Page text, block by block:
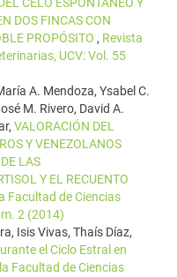
DOS FINCAS CON
PROPÓSITO , Revista
UCV: Vol. 55
A. Mendoza, Ysabel C.
M. Rivero, David A.
VALORACIÓN DEL
Y VENEZOLANOS
LAS
Y EL RECUENTO
Facultad de Ciencias
2 (2014)
Isis Vivas, Thaís Díaz,
el Ciclo Estral en
Facultad de Ciencias